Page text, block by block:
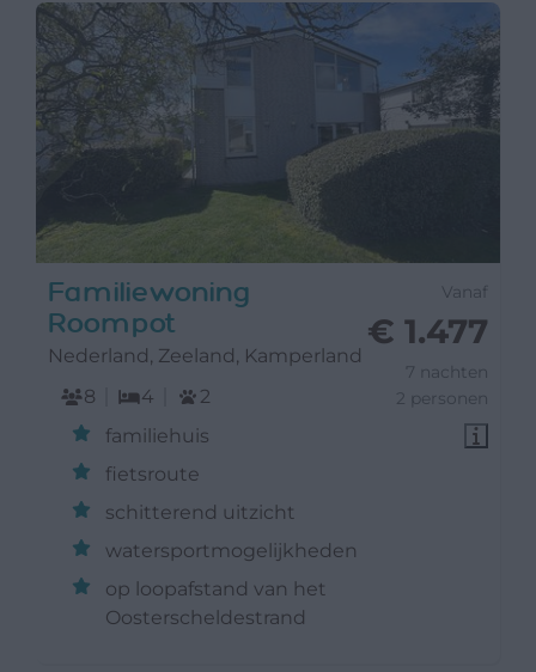
Vanaf
€ 1.477
7 nachten
2 personen
Familiewoning
Roompot
Nederland, Zeeland, Kamperland
8
4
2
familiehuis
fietsroute
schitterend uitzicht
watersportmogelijkheden
op loopafstand van het
Oosterscheldestrand